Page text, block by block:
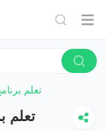
تعلم
تعلم